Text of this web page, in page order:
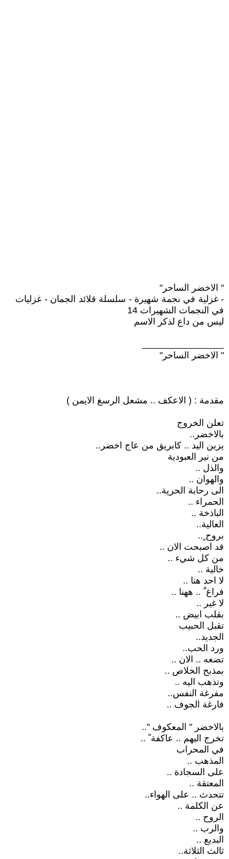
" الاخضر الساحر"
- غزلية في نجمة شهيرة - سلسلة قلائد الجمان - غزليات
في النجمات الشهيرات 14
ليس من داع لذكر الاسم
" الاخضر الساحر"
مقدمة : ( الاعكف .. مشعل الرسغ الايمن )
تعلن الخروج
بالاخضر..
يزين اليد .. كابريق من عاج اخضر..
من نير العبودية
والذل ..
والهوان ..
الى رحابة الحرية..
الحمراء ..
الباذخة ..
العالية..
بروح ٍ..
قد اصبحت الان ..
من كل شيء ..
خالية ..
لا احد هنا ..
فراغ ٌ .. ههنا ..
لا غير ..
بقلب ابيض ..
تقبل الحبيب
الجديد..
ورد الحب..
تضعه .. الان ..
بمذبح الخلاص ..
وتذهب اليه ..
مفرغة النفس..
فارغة الجوف ..
بالاخضر " المعكوف "..
تخرج اليهم .. عاكفة ً ..
في المحراب
المذهب ..
على السجادة ..
المعتقة ..
تتحدث .. على الهواء..
عن الكلمة ..
الروح ..
والرب ..
البديع ..
ثالث الثلاثة..